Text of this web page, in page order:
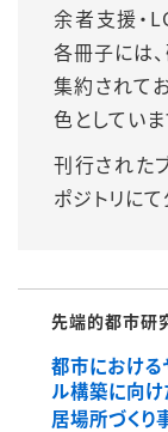
余者支援・
各冊子には
集約されて
色としていま
刊行された
ポジトリに
先端的都市研
都市における
ル構築に向け
居場所づくり